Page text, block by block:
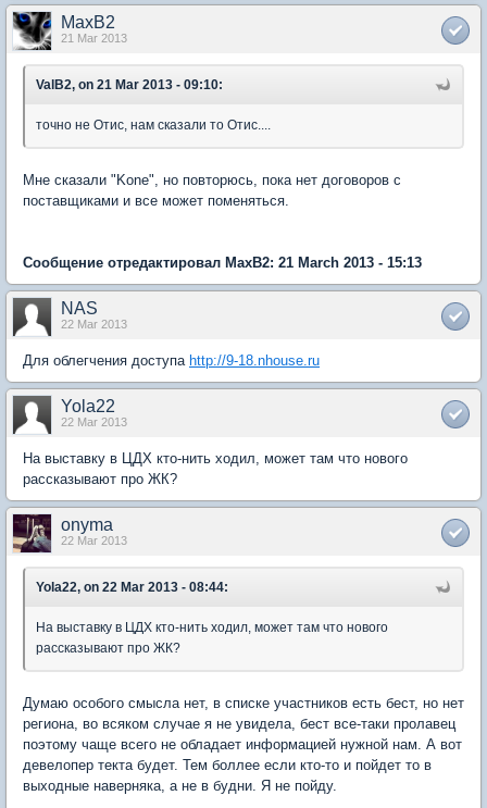
MaxB2
21 Mar 2013
ValB2, on 21 Mar 2013 - 09:10:
точно не Отис, нам сказали то Отис....
Мне сказали "Kone", но повторюсь, пока нет договоров с
поставщиками и все может поменяться.
Сообщение отредактировал MaxB2: 21 March 2013 - 15:13
NAS
22 Mar 2013
Для облегчения доступа http://9-18.nhouse.ru
Yola22
22 Mar 2013
На выставку в ЦДХ кто-нить ходил, может там что нового
рассказывают про ЖК?
onyma
22 Mar 2013
Yola22, on 22 Mar 2013 - 08:44:
На выставку в ЦДХ кто-нить ходил, может там что нового
рассказывают про ЖК?
Думаю особого смысла нет, в списке участников есть бест, но нет
региона, во всяком случае я не увидела, бест все-таки пролавец
поэтому чаще всего не обладает информацией нужной нам. А вот
девелопер текта будет. Тем боллее если кто-то и пойдет то в
выходные наверняка, а не в будни. Я не пойду.